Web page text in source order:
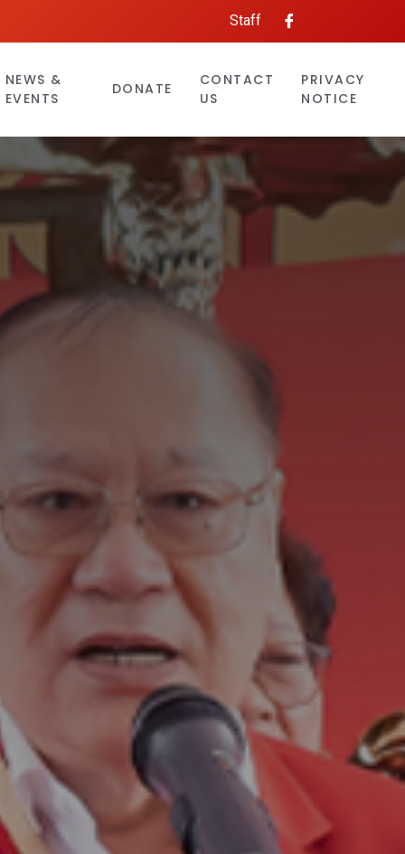
Staff
NEWS &
EVENTS
DONATE
CONTACT
US
PRIVACY
NOTICE